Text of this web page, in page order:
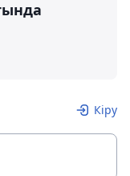
Кіру